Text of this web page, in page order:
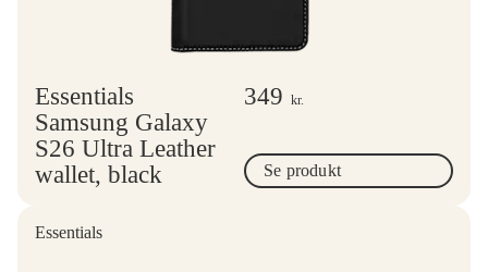
Essentials
Samsung Galaxy
S26 Ultra Leather
wallet, black
349 kr.
Se produkt
Essentials